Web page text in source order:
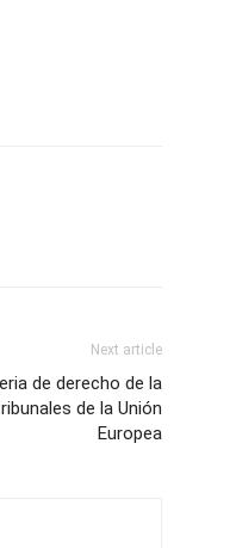
Next article
de derecho de la
de la Unión
Europea